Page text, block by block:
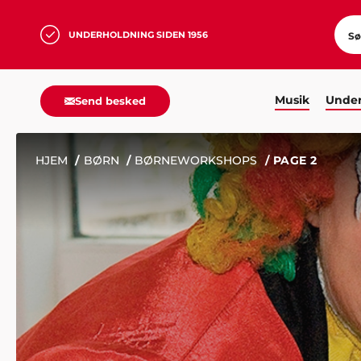
UNDERHOLDNING SIDEN 1956
Send besked Musik
HJEM BØRN BØRNEWORKSHOPS PAGE 2